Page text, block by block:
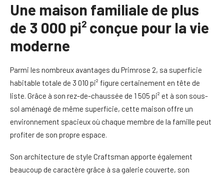
Une maison familiale de plus
de 3 000 pi² conçue pour la vie
moderne
Parmi les nombreux avantages du Primrose 2, sa superficie
habitable totale de 3 010 pi² figure certainement en tête de
liste. Grâce à son rez-de-chaussée de 1 505 pi² et à son sous-
sol aménagé de même superficie, cette maison offre un
environnement spacieux où chaque membre de la famille peut
profiter de son propre espace.
Son architecture de style Craftsman apporte également
beaucoup de caractère grâce à sa galerie couverte, son